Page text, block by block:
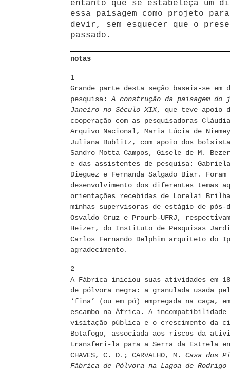
entanto que se estabeleça um
essa paisagem como projeto
devir, sem esquecer que o
passado.
notas
1
Grande parte desta seção baseia-se em
pesquisa:A construção da paisagem
Janeiro no Século XIX, que teve apoio
cooperação com as pesquisadoras
Arquivo Nacional, Maria Lúcia de
Juliana Bublitz, com apoio dos
Sandro Motta Campos, Gisele de M.
e das assistentes de pesquisa:
Dieguez e Fernanda Salgado Biar.
desenvolvimento dos diferentes temas
orientações recebidas de Lorelai
minhas supervisoras de estágio de pós-
Osvaldo Cruz e Prourb-UFRJ,
Heizer, do Instituto de Pesquisas
Carlos Fernando Delphim arquiteto do
agradecimento.
2
A Fábrica iniciou suas atividades em
de pólvora negra: a granulada usada
‘fina’ (ou em pó) empregada na caça,
escambo na África. A
visitação pública e o crescimento da
Botafogo, associada aos riscos da
transferi-la para a Serra da Estrela
CHAVES, C. D.; CARVALHO, M. Casa dos
Fábrica de Pólvora na Lagoa de